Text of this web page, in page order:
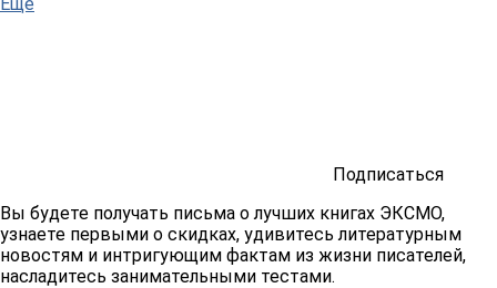
Подписаться
Вы будете получать письма о лучших книгах ЭКСМО,
узнаете первыми о скидках, удивитесь литературным
новостям и интригующим фактам из жизни писателей,
насладитесь занимательными тестами.